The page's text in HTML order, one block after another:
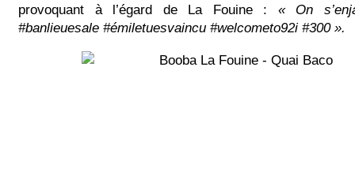
provoquant à l’égard de La Fouine : « On
#banlieuesale #émiletuesvaincu #welcometo92i #300 ».